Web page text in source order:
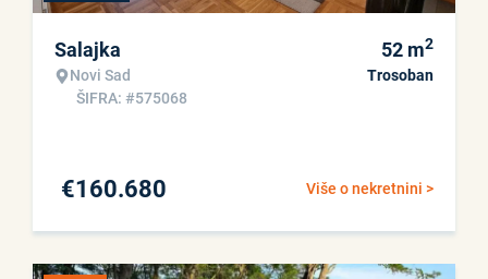
Salajka
Novi Sad
ŠIFRA: #575068
52 m2
Trosoban
Više o nekretnini >
€160.680